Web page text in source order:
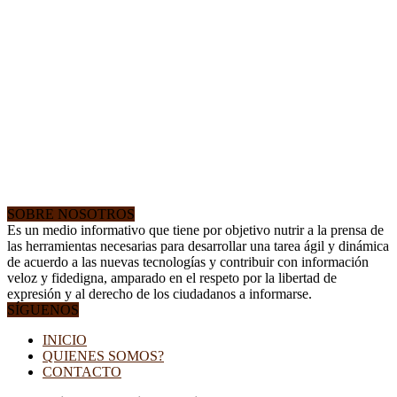
SOBRE NOSOTROS
Es un medio informativo que tiene por objetivo nutrir a la prensa de
las herramientas necesarias para desarrollar una tarea ágil y dinámica
de acuerdo a las nuevas tecnologías y contribuir con información
veloz y fidedigna, amparado en el respeto por la libertad de
expresión y al derecho de los ciudadanos a informarse.
SÍGUENOS
INICIO
QUIENES SOMOS?
CONTACTO